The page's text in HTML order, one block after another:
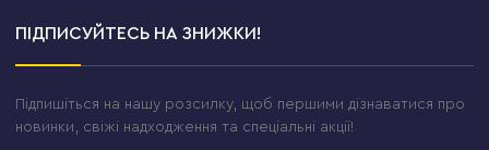
ПІДПИСУЙТЕСЬ НА ЗНИЖКИ!
Підпишіться на нашу розсилку, щоб першими дізнаватися про
новинки, свіжі надходження та спеціальні акції!